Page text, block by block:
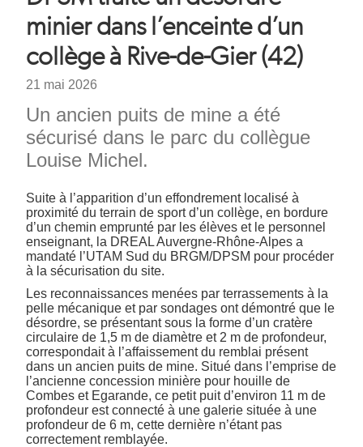
d'Ariane
minier dans l’enceinte d’un
collège à Rive-de-Gier (42)
Date
21 mai 2026
Chapeau
Un ancien puits de mine a été
sécurisé dans le parc du collègue
Louise Michel.
Texte
Suite à l’apparition d’un effondrement localisé à
proximité du terrain de sport d’un collège, en bordure
d’un chemin emprunté par les élèves et le personnel
enseignant, la DREAL Auvergne-Rhône-Alpes a
mandaté l’UTAM Sud du BRGM/DPSM pour procéder
à la sécurisation du site.
Les reconnaissances menées par terrassements à la
pelle mécanique et par sondages ont démontré que le
désordre, se présentant sous la forme d’un cratère
circulaire de 1,5 m de diamètre et 2 m de profondeur,
correspondait à l’affaissement du remblai présent
dans un ancien puits de mine. Situé dans l’emprise de
l’ancienne concession minière pour houille de
Combes et Egarande, ce petit puit d’environ 11 m de
profondeur est connecté à une galerie située à une
profondeur de 6 m, cette dernière n’étant pas
correctement remblayée.